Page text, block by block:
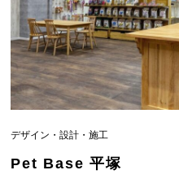
デザイン・設計・施工
Pet Base 平塚